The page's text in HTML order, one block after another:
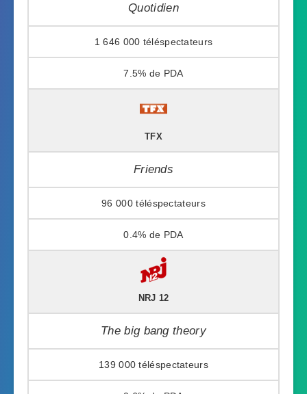
Quotidien
1 646 000
7.5%
TFX
Friends
96 000
0.4%
NRJ 12
The big bang theory
139 000